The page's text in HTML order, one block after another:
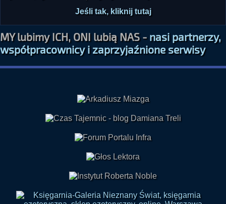
Jeśli tak, kliknij tutaj
MY lubimy ICH, ONI lubią NAS -nasi partnerzy,
współpracownicy i zaprzyjaźnione serwisy